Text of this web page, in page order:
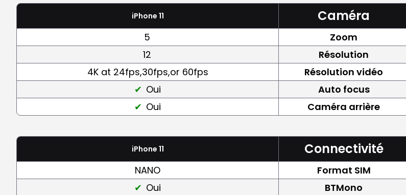
iPhone 11 Caméra
5
Zoom
12
Résolution
4K at 24fps,30fps,or 60fps
Résolution vidéo
Oui
Auto focus
Oui
Caméra arrière
iPhone 11 Connectivité
NANO Format SIM
Oui
BTMono